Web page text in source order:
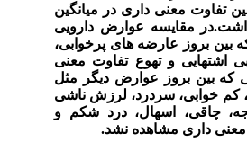
تفاوت معنی داری در میانگین
مقایسه عوارض دارویی
بین بروز عارضه های پرخوابی،
و تهوع تفاوت معنی
که بین بروز عوارض دیگر مثل
کم خوابی، سردرد، لرزش ناشی
چاقی، اسهال، درد شکم و
داری مشاهده نشد.